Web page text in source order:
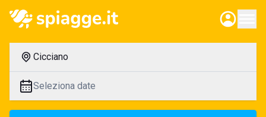
Cicciano
Seleziona date